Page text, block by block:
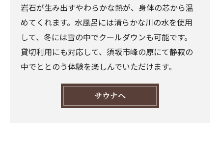
岩石が生み出すやわらかな熱が、身体の芯から温
めてくれます。水風呂には清らかな川の水を使用
して、冬には雪の中でクールダウンも可能です。
貸切利用にも対応して、須坂市峰の原にて静寂の
中でととのう体験を楽しんでいただけます。
サウナへ